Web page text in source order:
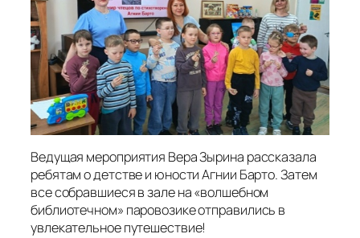
Ведущая мероприятия Вера Зырина рассказала
ребятам о детстве и юности Агнии Барто. Затем
все собравшиеся в зале на «волшебном
библиотечном» паровозике отправились в
увлекательное путешествие!